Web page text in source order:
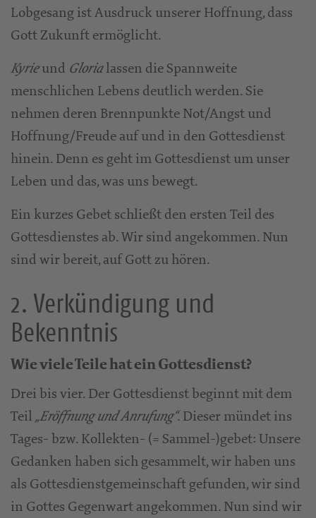
Lobgesang ist Ausdruck unserer Hoffnung, dass
Gott Zukunft ermöglicht.
Kyrieund Glorialassen die Spannweite
menschlichen Lebens deutlich werden. Sie
nehmen deren Brennpunkte Not/Angst und
Hoffnung/Freude auf und in den Gottesdienst
hinein. Denn es geht im Gottesdienst um unser
Leben und das, was uns bewegt.
Ein kurzes Gebet schließt den ersten Teil des
Gottesdienstes ab. Wir sind angekommen. Nun
sind wir bereit, auf Gott zu hören.
2. Verkündigung und
Bekenntnis
Wie viele Teile hat ein Gottesdienst?
Drei bis vier. Der Gottesdienst beginnt mit dem
Teil„Eröffnung und Anrufung“. Dieser mündet ins
Tages- bzw. Kollekten- (= Sammel-)gebet: Unsere
Gedanken haben sich gesammelt, wir haben uns
als Gottesdienstgemeinschaft gefunden, wir sind
in Gottes Gegenwart angekommen. Nun sind wir